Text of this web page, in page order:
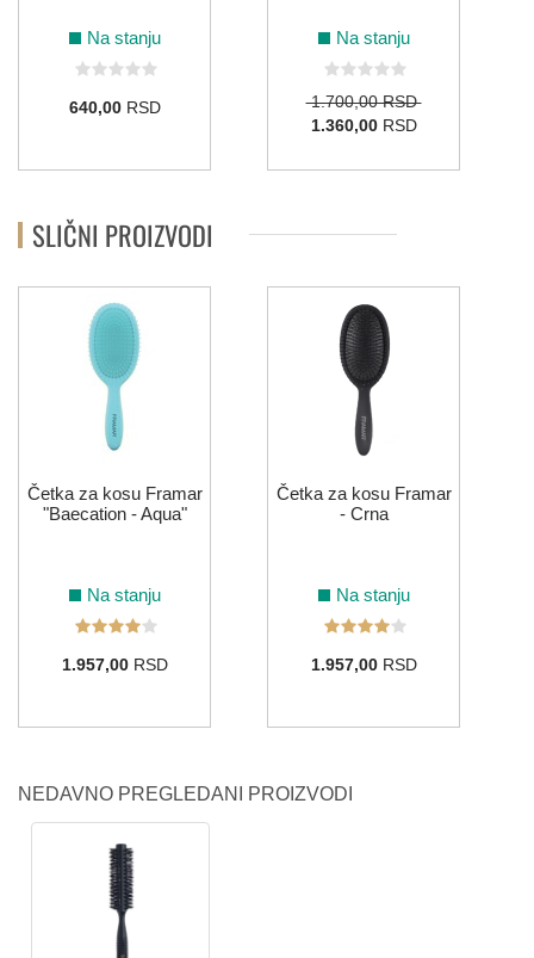
Na stanju
640,00RSD
Na stanju
1.700,00 RSD
1.360,00RSD
SLIČNI PROIZVODI
Četka za kosu Framar
"Baecation - Aqua"
Na stanju
1.957,00RSD
Četka za kosu Framar
- Crna
Na stanju
1.957,00RSD
NEDAVNO PREGLEDANI PROIZVODI